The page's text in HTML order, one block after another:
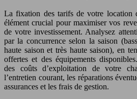
La fixation des tarifs de votre location
élément crucial pour maximiser vos
de votre investissement. Analysez
par la concurrence selon la saison
haute saison et très haute saison), en
offertes et des équipements
des coûts d’exploitation de votre
l’entretien courant, les réparations
assurances et les frais de gestion.